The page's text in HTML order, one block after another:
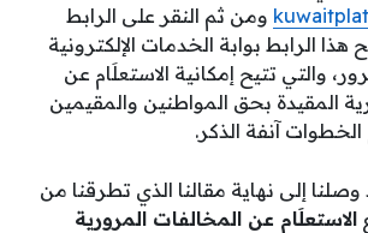
ومن ثم النقر على الرابط
الرابط بوابة الخدمات الإلكترونية
والتي تتيح إمكانية الاستعلَام عن
المقيدة بحق المواطنين والمقيمين
آنفة الذكر.
إلى نهاية مقالنا الذي تطرقنا من
الاستعلَام عن المخالفات المرورية